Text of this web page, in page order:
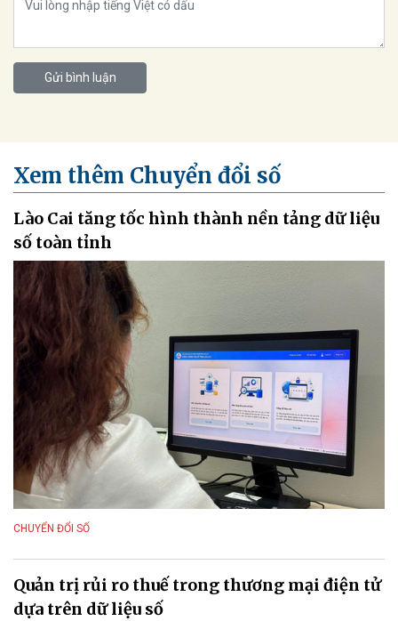
Gửi bình luận
Xem thêm Chuyển đổi số
Lào Cai tăng tốc hình thành nền tảng dữ liệu
số toàn tỉnh
CHUYỂN ĐỔI SỐ
Quản trị rủi ro thuế trong thương mại điện tử
dựa trên dữ liệu số